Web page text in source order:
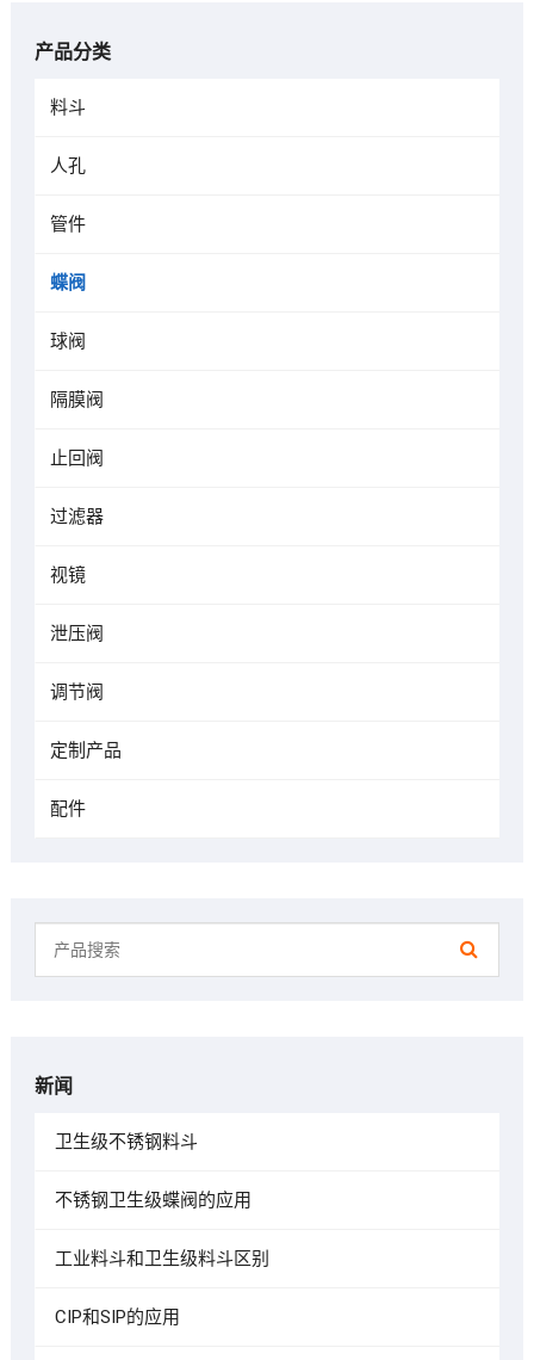
产品分类
料斗
人孔
管件
蝶阀
球阀
隔膜阀
止回阀
过滤器
视镜
泄压阀
调节阀
定制产品
配件
新闻
卫生级不锈钢料斗
不锈钢卫生级蝶阀的应用
工业料斗和卫生级料斗区别
CIP和SIP的应用